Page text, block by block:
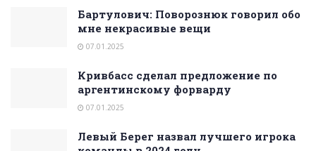
Бартулович: Поворознюк говорил обо
мне некрасивые вещи
07.01.2025
Кривбасс сделал предложение по
аргентинскому форварду
07.01.2025
Левый Берег назвал лучшего игрока